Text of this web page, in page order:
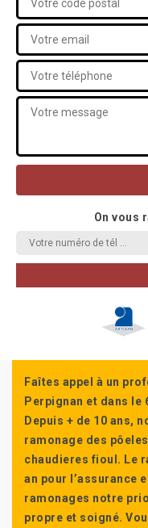
On vous
Faîtes appel à un
Perpignan et dans le
Depuis + de 10 ans,
ramonage des
chaudieres fioul. Le
an pour l’assurance
ramonages notre
propre et soigné.